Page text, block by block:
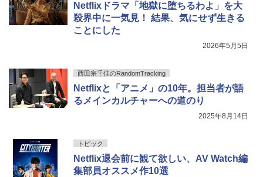
Netflixドラマ「地獄に堕ちるわよ」を大
殺界中に一気見！ 結果、気にせず生きる
ことにした
2026年5月5日
西田宗千佳のRandomTracking
Netflixと「アニメ」の10年。担当者が語
るメインカルチャーへの道のり
2025年8月14日
トピック
Netflix退会前に観て欲しい、AV Watch編
集部員オススメ作10選